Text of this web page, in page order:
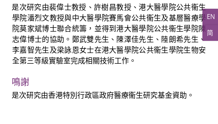
EN
简
是次研究由裴偉士教授、許樹昌教授、港大醫學院公共衞生
學院潘烈文教授與中大醫學院賽馬會公共衞生及基層醫療學
院莫家斌博士聯合統籌，並得到港大醫學院公共衞生學院陳
志偉博士的協助。鄭武雙先生、陳澤佳先生、陸朗希先生、
李嘉智先生及梁詠恩女士在港大醫學院公共衞生學院生物安
全第三等級實驗室完成相關技術工作。
鳴謝
是次研究由香港特別行政區政府醫療衞生研究基金資助。